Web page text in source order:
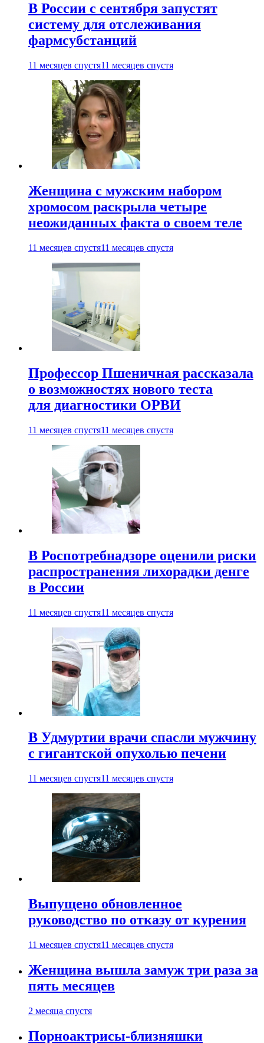
В России с сентября запустят
систему для отслеживания
фармсубстанций
11 месяцев спустя11 месяцев спустя
Женщина с мужским набором
хромосом раскрыла четыре
неожиданных факта о своем теле
11 месяцев спустя11 месяцев спустя
Профессор Пшеничная рассказала
о возможностях нового теста
для диагностики ОРВИ
11 месяцев спустя11 месяцев спустя
В Роспотребнадзоре оценили риски
распространения лихорадки денге
в России
11 месяцев спустя11 месяцев спустя
В Удмуртии врачи спасли мужчину
с гигантской опухолью печени
11 месяцев спустя11 месяцев спустя
Выпущено обновленное
руководство по отказу от курения
11 месяцев спустя11 месяцев спустя
Женщина вышла замуж три раза за
пять месяцев
2 месяца спустя
Порноактрисы-близняшки